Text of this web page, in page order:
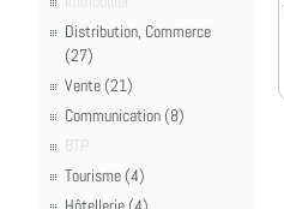
Distribution, Commerce
(27)
Vente (21)
Communication (8)
BTP
Tourisme (4)